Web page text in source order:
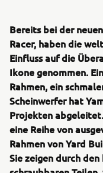
Bereits bei der
Racer, haben die
Einfluss auf die
Ikone genommen.
Rahmen, ein
Scheinwerfer hat
Projekten
eine Reihe von
Rahmen von Yard
Sie zeigen durch